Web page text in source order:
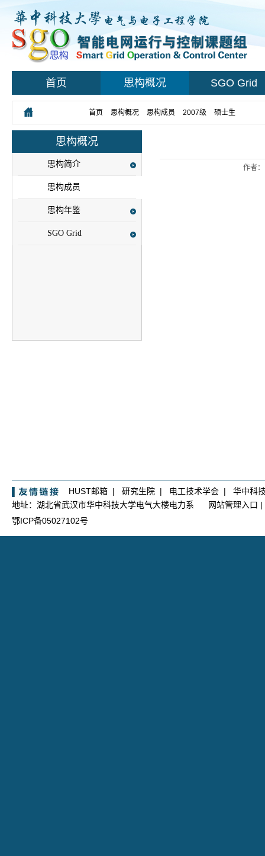
首页 思构概况 SGO Grid
首页 思构概况 思构成员 2007级 硕士生
思构概况
思构简介
思构成员
思构年鉴
SGO Grid
作者
HUST邮箱 | 研究生院 | 电工技术学会 | 华中科
地址：湖北省武汉市华中科技大学电气大楼电力系
网站管理入口 |
鄂ICP备05027102号